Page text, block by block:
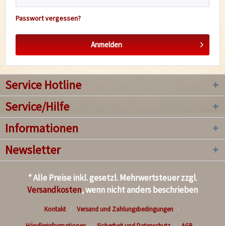
Passwort vergessen?
Anmelden
Service Hotline
Service/Hilfe
Informationen
Newsletter
* Alle Preise inkl. gesetzl. Mehrwertsteuer zzgl.
Versandkosten, wenn nicht anders beschrieben
Kontakt
Versand und Zahlungsbedingungen